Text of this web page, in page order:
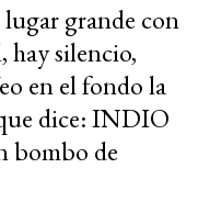
grande con
hay silencio,
en el fondo la
dice: INDIO
bombo de